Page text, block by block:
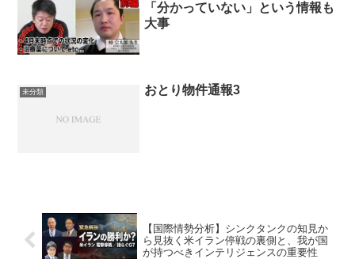
「分かっていない」という情報も
大事
未分類 おとり物件通報3
【国際情勢分析】シンクタンクの知見か
ら見抜く米イラン停戦の裏側と、我が国
が持つべきインテリジェンスの重要性